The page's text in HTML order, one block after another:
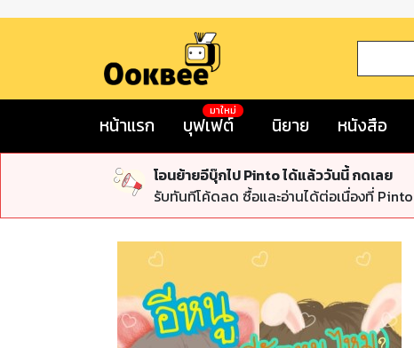
หน้าแรก บุฟเฟต์
มาใหม่
นิยาย หนังสือ
โอนย้ายอีบุ๊กไป Pinto ได้แล้ววันนี้ กดเลย
รับทันทีโค้ดลด ซื้อและอ่านได้ต่อเนื่องที่ Pinto